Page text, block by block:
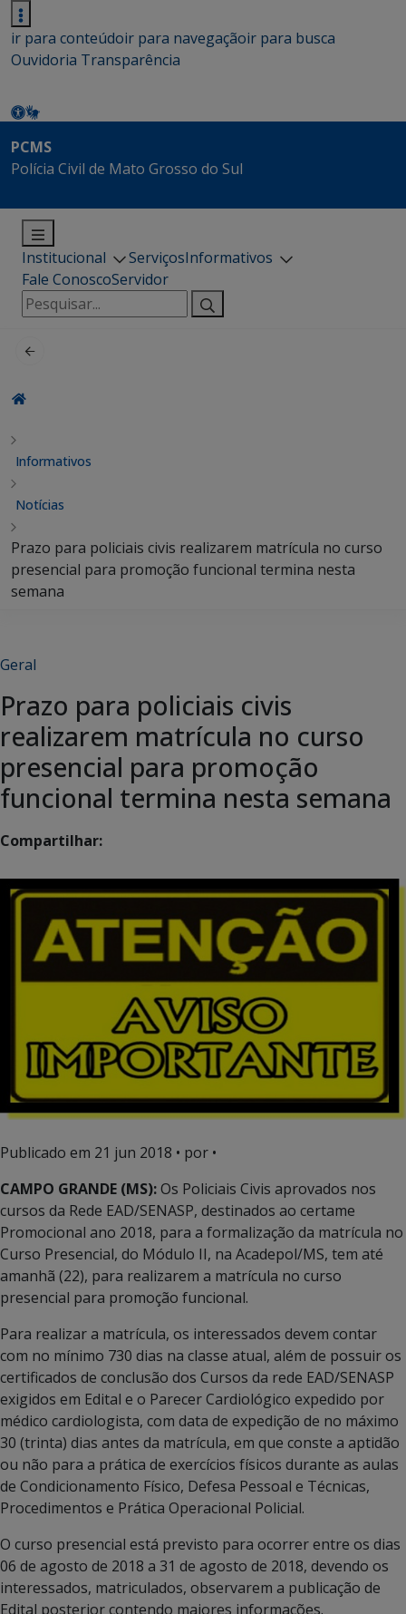
ir para conteúdoir para navegaçãoir para busca
Ouvidoria Transparência
PCMS
Polícia Civil de Mato Grosso do Sul
Institucional ServiçosInformativos
Fale ConoscoServidor
Pesquisar
por:
Informativos
Notícias
Prazo para policiais civis realizarem matrícula no curso
presencial para promoção funcional termina nesta
semana
Geral
Prazo para policiais civis
realizarem matrícula no curso
presencial para promoção
funcional termina nesta semana
Compartilhar:
Publicado em 21 jun 2018 • por •
CAMPO GRANDE (MS):Os Policiais Civis aprovados nos
cursos da Rede EAD/SENASP, destinados ao certame
Promocional ano 2018, para a formalização da matrícula no
Curso Presencial, do Módulo II, na Acadepol/MS, tem até
amanhã (22), para realizarem a matrícula no curso
presencial para promoção funcional.
Para realizar a matrícula, os interessados devem contar
com no mínimo 730 dias na classe atual, além de possuir os
certificados de conclusão dos Cursos da rede EAD/SENASP
exigidos em Edital e o Parecer Cardiológico expedido por
médico cardiologista, com data de expedição de no máximo
30 (trinta) dias antes da matrícula, em que conste a aptidão
ou não para a prática de exercícios físicos durante as aulas
de Condicionamento Físico, Defesa Pessoal e Técnicas,
Procedimentos e Prática Operacional Policial.
O curso presencial está previsto para ocorrer entre os dias
06 de agosto de 2018 a 31 de agosto de 2018, devendo os
interessados, matriculados, observarem a publicação de
Edital posterior contendo maiores informações.